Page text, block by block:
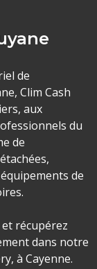
de
Clim Cash
aux
du
de
de
récupérez
dans notre
à Cayenne.